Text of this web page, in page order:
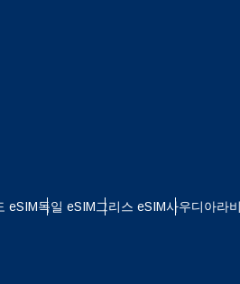
eSIM독일 eSIM그리스 eSIM사우디아라